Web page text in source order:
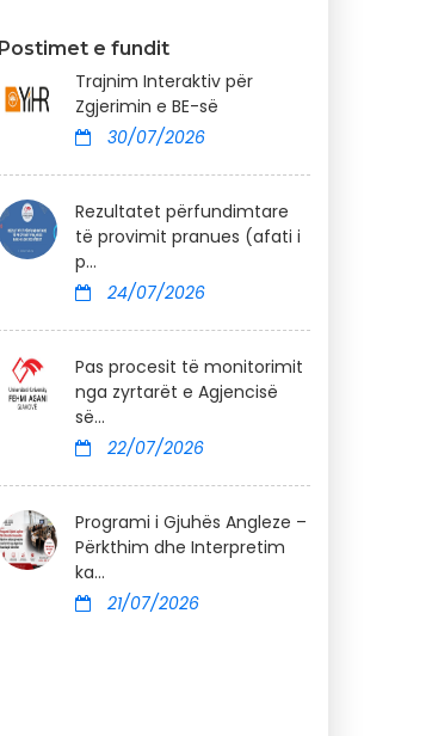
Postimet e fundit
Trajnim Interaktiv për
Zgjerimin e BE-së
30/07/2026
Rezultatet përfundimtare
të provimit pranues (afati i
p...
24/07/2026
Pas procesit të monitorimit
nga zyrtarët e Agjencisë
së...
22/07/2026
Programi i Gjuhës Angleze –
Përkthim dhe Interpretim
ka...
21/07/2026